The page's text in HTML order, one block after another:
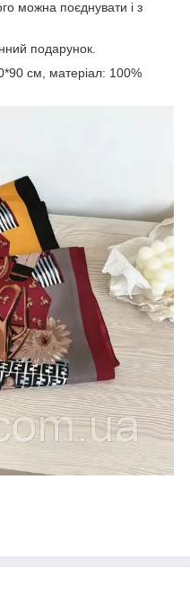
можна поєднувати і з
подарунок.
см, матеріал: 100%